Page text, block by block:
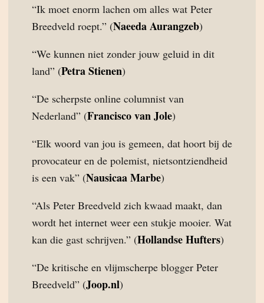
“Ik moet enorm lachen om alles wat Peter
Breedveld roept.” (Naeeda Aurangzeb)
“We kunnen niet zonder jouw geluid in dit
land” (Petra Stienen)
“De scherpste online columnist van
Nederland” (Francisco van Jole)
“Elk woord van jou is gemeen, dat hoort bij de
provocateur en de polemist, nietsontziendheid
is een vak” (Nausicaa Marbe)
“Als Peter Breedveld zich kwaad maakt, dan
wordt het internet weer een stukje mooier. Wat
kan die gast schrijven.” (Hollandse Hufters)
“De kritische en vlijmscherpe blogger Peter
Breedveld” (Joop.nl)